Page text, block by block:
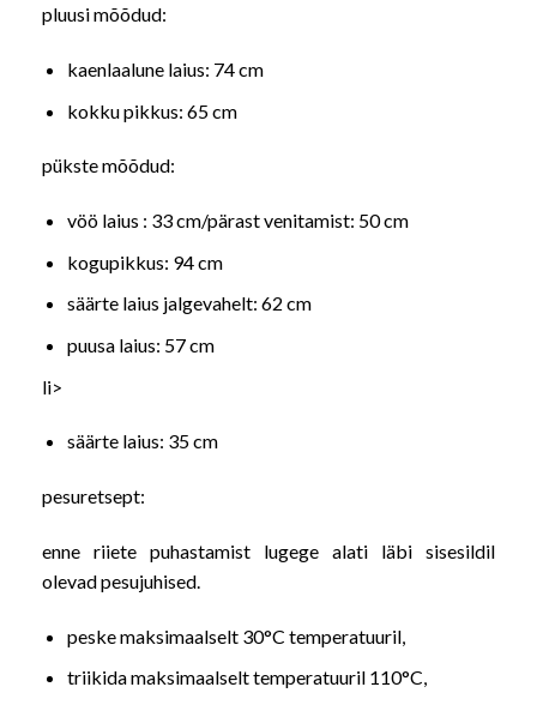
pluusi mõõdud:
kaenlaalune laius: 74 cm
kokku pikkus: 65 cm
pükste mõõdud:
vöö laius : 33 cm/pärast venitamist: 50 cm
kogupikkus: 94 cm
säärte laius jalgevahelt: 62 cm
puusa laius: 57 cm
li>
säärte laius: 35 cm
pesuretsept:
enne riiete puhastamist lugege alati läbi sisesildil
olevad pesujuhised.
peske maksimaalselt 30°C temperatuuril,
triikida maksimaalselt temperatuuril 110°C,